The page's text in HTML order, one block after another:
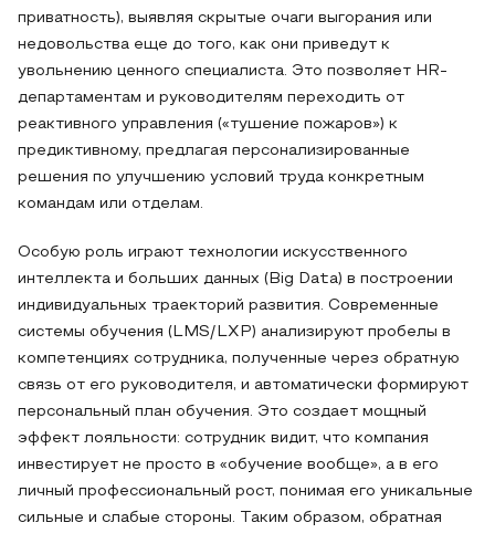
приватность), выявляя скрытые очаги выгорания или
недовольства еще до того, как они приведут к
увольнению ценного специалиста. Это позволяет HR-
департаментам и руководителям переходить от
реактивного управления («тушение пожаров») к
предиктивному, предлагая персонализированные
решения по улучшению условий труда конкретным
командам или отделам.
Особую роль играют технологии искусственного
интеллекта и больших данных (Big Data) в построении
индивидуальных траекторий развития. Современные
системы обучения (LMS/LXP) анализируют пробелы в
компетенциях сотрудника, полученные через обратную
связь от его руководителя, и автоматически формируют
персональный план обучения. Это создает мощный
эффект лояльности: сотрудник видит, что компания
инвестирует не просто в «обучение вообще», а в его
личный профессиональный рост, понимая его уникальные
сильные и слабые стороны. Таким образом, обратная